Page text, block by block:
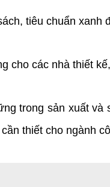
tiêu chuẩn xanh
cho các nhà thiết
trong sản xuất và
thiết cho ngành